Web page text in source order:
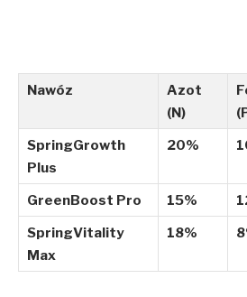
Nawóz
Azot
(N)
SpringGrowth
Plus
20%
GreenBoost Pro 15%
SpringVitality
Max
18%